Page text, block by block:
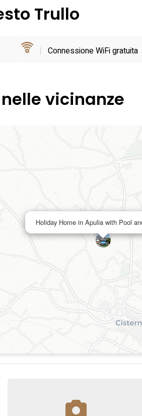
Trullo
Connessione WiFi gratuita
vicinanze
Holiday Home in Apulia with Pool